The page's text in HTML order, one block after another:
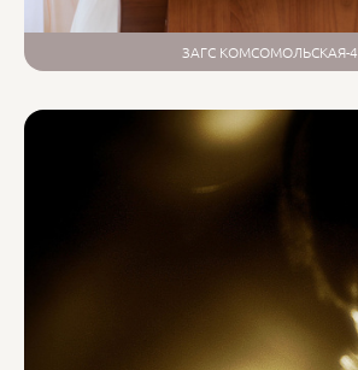
ЗАГС КОМСОМОЛЬСКАЯ-4